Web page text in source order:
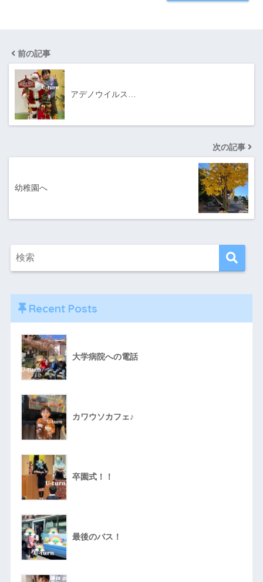
前の記事
アデノウイルス…
次の記事
幼稚園へ
Recent Posts
大学病院への電話
カワウソカフェ♪
卒園式！！
最後のバス！